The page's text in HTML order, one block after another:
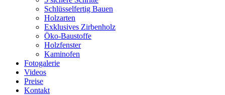
Schlüsselfertig Bauen
Holzarten
Exklusives Zirbenholz
Öko-Baustoffe
Holzfenster
Kaminofen
Fotogalerie
Videos
Preise
Kontakt